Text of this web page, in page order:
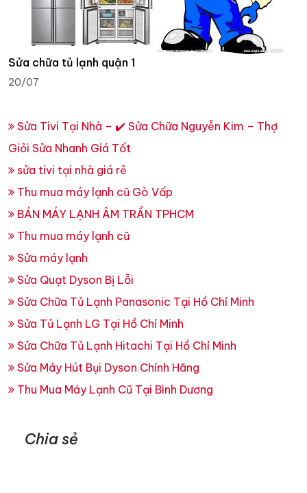
Sửa chữa tủ lạnh quận 1
20/07
Sửa Tivi Tại Nhà – ✔️ Sửa Chữa Nguyễn Kim – Thợ
Giỏi Sửa Nhanh Giá Tốt
sửa tivi tại nhà giá rẻ
Thu mua máy lạnh cũ Gò Vấp
BÁN MÁY LẠNH ÂM TRẦN TPHCM
Thu mua máy lạnh cũ
Sửa máy lạnh
Sửa Quạt Dyson Bị Lỗi
Sửa Chữa Tủ Lạnh Panasonic Tại Hồ Chí Minh
Sửa Tủ Lạnh LG Tại Hồ Chí Minh
Sửa Chữa Tủ Lạnh Hitachi Tại Hồ Chí Minh
Sửa Máy Hút Bụi Dyson Chính Hãng
Thu Mua Máy Lạnh Cũ Tại Bình Dương
Chia sẻ